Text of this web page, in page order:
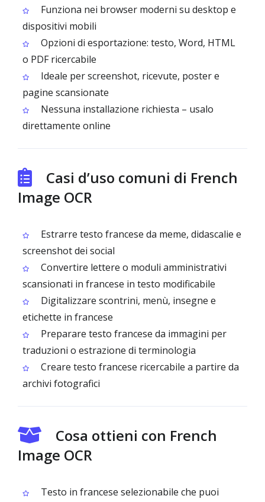
Funziona nei browser moderni su desktop e
dispositivi mobili
Opzioni di esportazione: testo, Word, HTML
o PDF ricercabile
Ideale per screenshot, ricevute, poster e
pagine scansionate
Nessuna installazione richiesta – usalo
direttamente online
Casi d’uso comuni di French
Image OCR
Estrarre testo francese da meme, didascalie e
screenshot dei social
Convertire lettere o moduli amministrativi
scansionati in francese in testo modificabile
Digitalizzare scontrini, menù, insegne e
etichette in francese
Preparare testo francese da immagini per
traduzioni o estrazione di terminologia
Creare testo francese ricercabile a partire da
archivi fotografici
Cosa ottieni con French
Image OCR
Testo in francese selezionabile che puoi